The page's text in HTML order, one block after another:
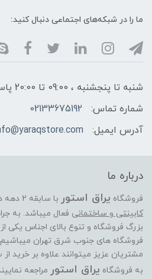
ما را در شبکه‌های اجتماعی دنبال کنید:
شنبه تا پنجشنبه ، 09:00 تا 20:00 پاسخگوی شما هستیم
شماره تماس:
02133675192
آدرس ایمیل:
درباره ما
فروشگاه یراق استور با سابقه 2 دهه در زمینه
کابینتی و ساختمانی فعال میباشد. به
بزرگ فروشگاه و تنوع بالای اجناس یکی
فروشگاه های جنوب شرق تهران
مشتریان عزیز میتوانند علاوه بر
به فروشگاه یراق استور مراجعه